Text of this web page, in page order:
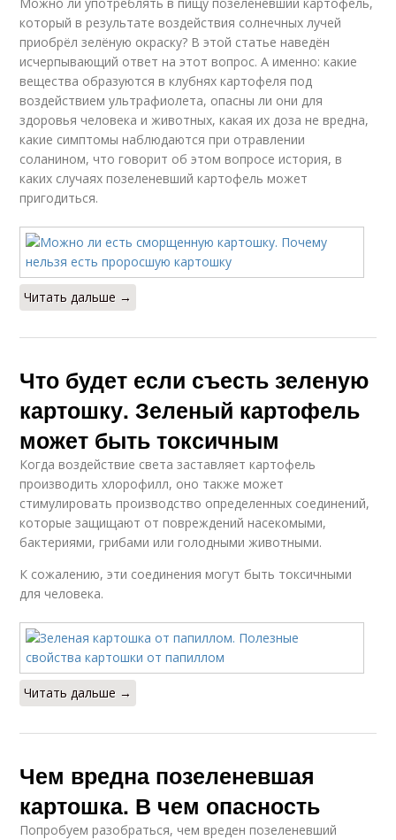
который в результате воздействия солнечных лучей
приобрёл зелёную окраску? В этой статье наведён
исчерпывающий ответ на этот вопрос. А именно: какие
вещества образуются в клубнях картофеля под
воздействием ультрафиолета, опасны ли они для
здоровья человека и животных, какая их доза не вредна,
какие симптомы наблюдаются при отравлении
соланином, что говорит об этом вопросе история, в
каких случаях позеленевший картофель может
пригодиться.
Читать дальше →
Что будет если съесть зеленую
картошку. Зеленый картофель
может быть токсичным
Когда воздействие света заставляет картофель
производить хлорофилл, оно также может
стимулировать производство определенных соединений,
которые защищают от повреждений насекомыми,
бактериями, грибами или голодными животными.
К сожалению, эти соединения могут быть токсичными
для человека.
Читать дальше →
Чем вредна позеленевшая
картошка. В чем опасность
Попробуем разобраться, чем вреден позеленевший